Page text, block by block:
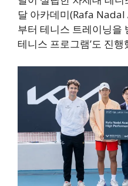
달 아카데미(Rafa Nadal
부터 테니스 트레이닝을
테니스 프로그램’도 진행